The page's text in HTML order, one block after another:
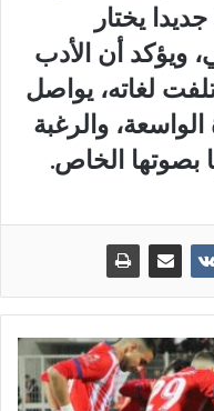
يختار
ويؤكد أن الأدب
لغاته، يواصل
والرغبة
بصوتها الخاص.